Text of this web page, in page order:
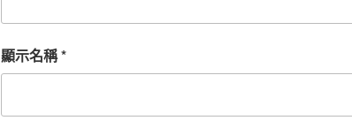
顯示名稱*